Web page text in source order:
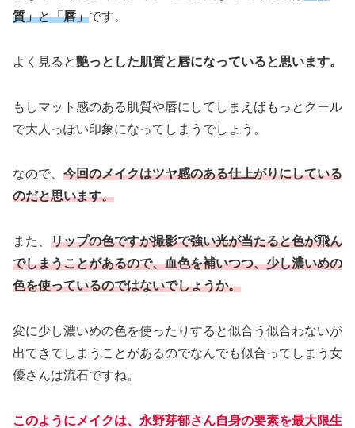
質」と「唇」です。
よく見ると艶っとした肌質と唇になっていると思います。
もしマット感のある肌質や唇にしてしまえばもっとクール
で大人っぽい印象になってしまうでしょう。
なので、 今回のメイクはツヤ感のある仕上がりにしている
のだと思います。
また、 リップの色ですが撮影で強い光が当たると色が飛ん
でしまうことがあるので、血色を補いつつ、少し濃いめの
色を使っているのではないでしょうか。
変に少し濃いめの色を使ったりすると似合う似合わないが
出てきてしまうことがあるのでなんでも似合ってしまう女
優さんは流石ですね。
このようにメイクは、永野芽郁さん自身の要素を最大限生